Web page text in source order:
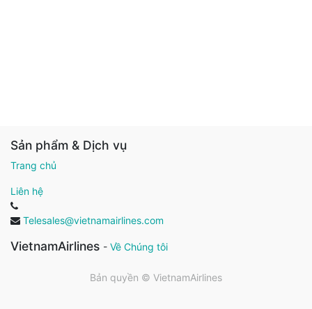
Sản phẩm & Dịch vụ
Trang chủ
Liên hệ
Telesales@vietnamairlines.com
VietnamAirlines - Về Chúng tôi
Bản quyền © VietnamAirlines